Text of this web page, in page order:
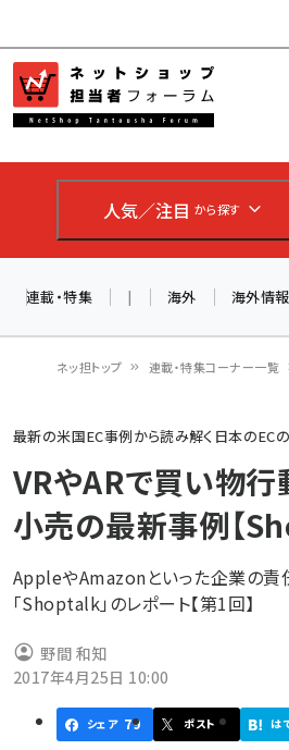
ネット
人気／注目 から探す
連載・特集 | 海外 海外情報
ン
く
ず
ネッ担トップ 連載・特集コーナー一覧
最新の米国EC事例から読み解く日本のEC
VRやARで買い物行
小売の最新事例【
AppleやAmazonといった企業の責
「Shoptalk」のレポート【第1回】
野間 和知
2017年4月25日 10:00
シェア 79 ポスト は